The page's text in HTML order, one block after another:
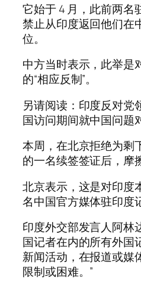
它始于 4 月，此前两名
禁止从印度返回他们在
位。
中方当时表示，此举是
的“相应反制”。
另请阅读：印度反对党
国访问期间就中国问题
本周，在北京拒绝为剩
的一名续签签证后，摩
北京表示，这是对印度
名中国官方媒体驻印度
印度外交部发言人阿林
国记者在内的所有外国
新闻活动，在报道或媒
限制或困难。”